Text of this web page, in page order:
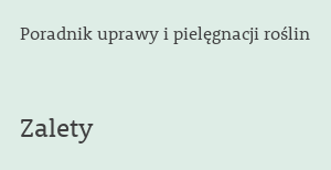
Poradnik uprawy i pielęgnacji roślin
Zalety